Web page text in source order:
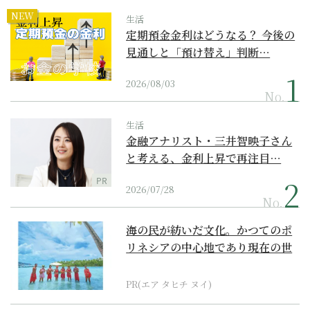
NEW 生活
定期預金金利はどうなる？ 今後の
見通しと「預け替え」判断…
2026/08/03
No.
PR
生活
金融アナリスト・三井智映子さん
と考える、金利上昇で再注目…
2026/07/28
No.
海の民が紡いだ文化。かつてのポ
リネシアの中心地であり現在の世
PR(エア タヒチ ヌイ)